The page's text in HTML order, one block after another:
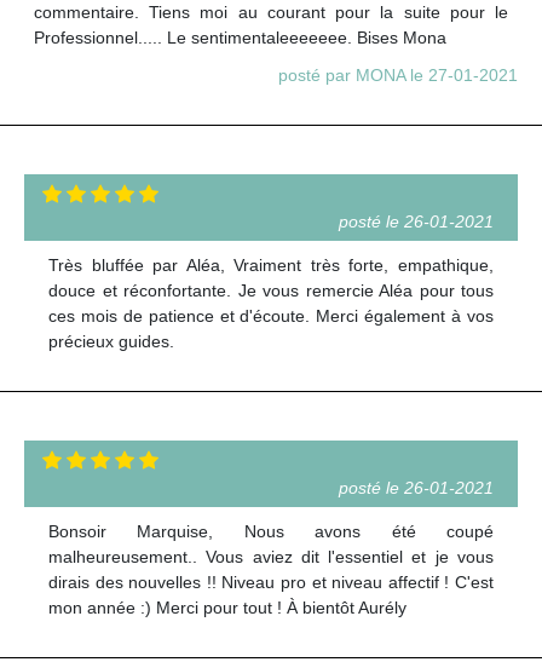
commentaire. Tiens moi au courant pour la suite pour le
Professionnel..... Le sentimentaleeeeeee. Bises Mona
posté par MONA le 27-01-2021
posté le 26-01-2021
Très bluffée par Aléa, Vraiment très forte, empathique,
douce et réconfortante. Je vous remercie Aléa pour tous
ces mois de patience et d'écoute. Merci également à vos
précieux guides.
posté le 26-01-2021
Bonsoir Marquise, Nous avons été coupé
malheureusement.. Vous aviez dit l'essentiel et je vous
dirais des nouvelles !! Niveau pro et niveau affectif ! C'est
mon année :) Merci pour tout ! À bientôt Aurély